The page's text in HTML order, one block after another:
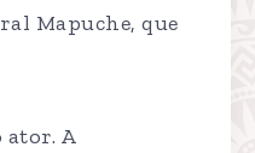
Mapuche, que
ator. A